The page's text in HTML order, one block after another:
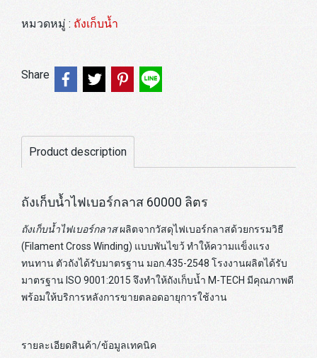
หมวดหมู่ : ถังเก็บน้ำ
Share
Product description
ถังเก็บน้ำไฟเบอร์กลาส 60000 ลิตร
ถังเก็บน้ำไฟเบอร์กลาสผลิตจากวัสดุไฟเบอร์กลาสด้วยกรรมวิธี
(Filament Cross Winding) แบบพันไขว้ ทำให้ความแข็งแรง
ทนทาน ตัวถังได้รับมาตรฐาน มอก.435-2548 โรงงานผลิตได้รับ
มาตรฐาน ISO 9001:2015 จึงทำให้ถังเก็บน้ำ M-TECH มีคุณภาพดี
พร้อมให้บริการหลังการขายตลอดอายุการใช้งาน
รายละเอียดสินค้า/ข้อมูลเทคนิค